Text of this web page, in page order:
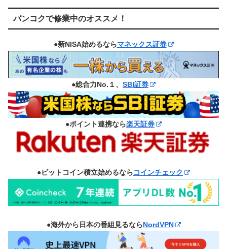
バンコクで修業中のオススメ！
●新NISA始めるならマネックス証券
●総合力No.１、 SBI証券
●ポイント連携なら楽天証券
●ビットコイン積立始めるならコインチェック
●海外から日本の番組見るならNordVPN